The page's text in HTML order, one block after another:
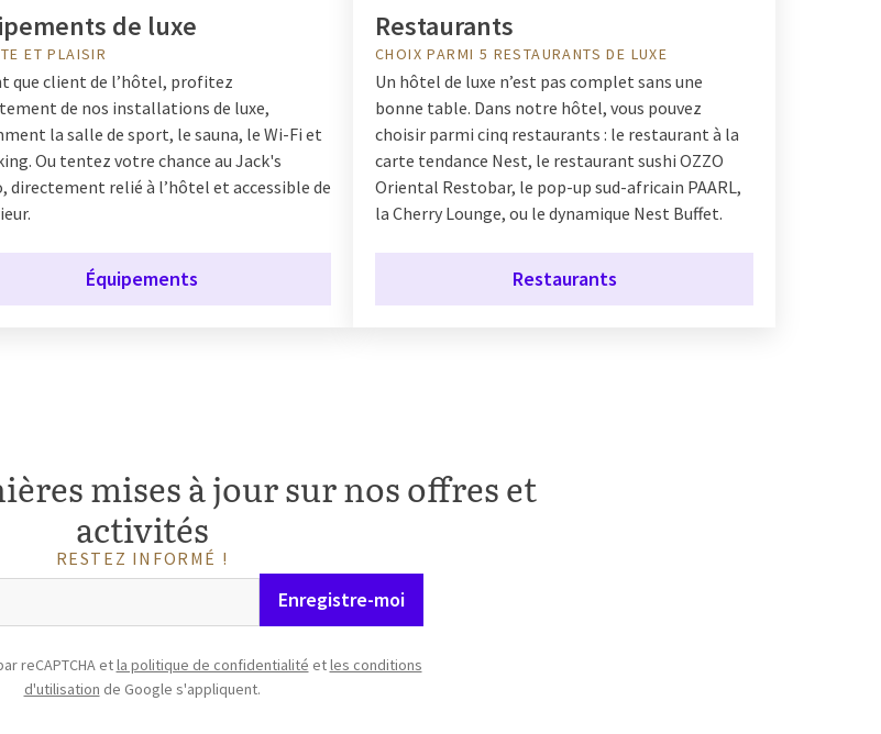
de luxe
ET PLAISIR
que client de l’hôtel, profitez
de nos installations de luxe,
la salle de sport, le sauna, le Wi-Fi et
Ou tentez votre chance au Jack's
directement relié à l’hôtel et accessible de
Équipements
Restaurants
CHOIX PARMI 5 RESTAURANTS DE LUXE
Un hôtel de luxe n’est pas complet sans une
bonne table. Dans notre hôtel, vous pouvez
choisir parmi cinq restaurants : le restaurant à la
carte tendance Nest, le restaurant sushi OZZO
Oriental Restobar, le pop-up sud-africain PAARL,
la Cherry Lounge, ou le dynamique Nest Buffet.
Restaurants
mises à jour sur nos offres et
activités
RESTEZ INFORMÉ !
Enregistre-moi
reCAPTCHA etla politique de confidentialité etles conditions
d'utilisation de Google s'appliquent.